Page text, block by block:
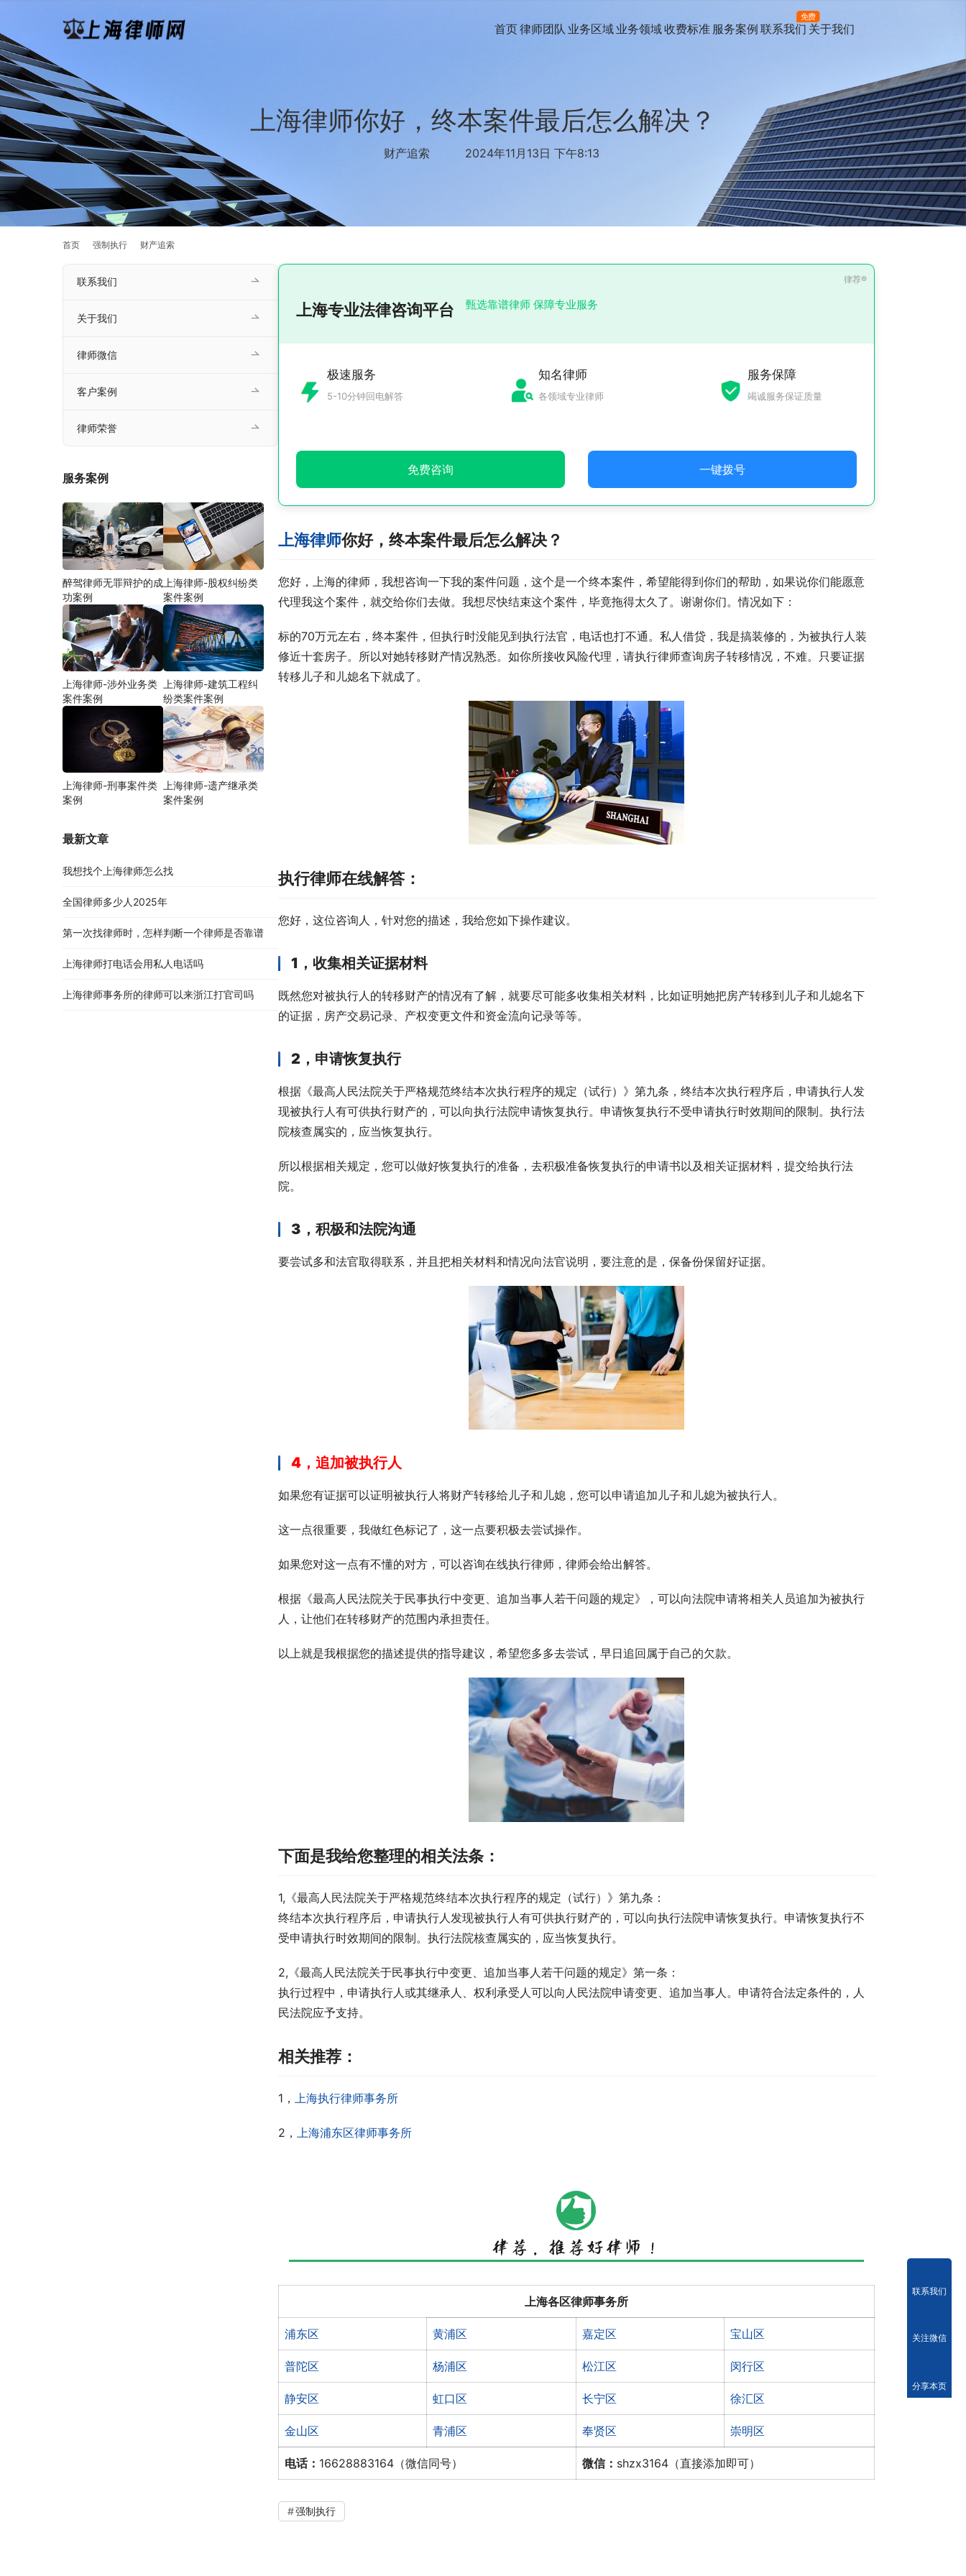
首页律师团队 业务区域 业务领域收费标准 服务案例 联系我们
免费
关于我们
上海律师你好，终本案件最后怎么解决？
财产追索 2024年11月13日 下午8:13
首页 强制执行 财产追索
上海专业法律咨询平台 甄选靠谱律师 保障专业服务
极速服务
5-10分钟回电解答
知名律师
各领域专业律师
服务保障
竭诚服务保证质量
免费咨询 一键拨号
上海律师你好，终本案件最后怎么解决？
您好，上海的律师，我想咨询一下我的案件问题，这个是一个终本案件，希望能得到你们的帮助，如果说你们能愿意
代理我这个案件，就交给你们去做。我想尽快结束这个案件，毕竟拖得太久了。谢谢你们。情况如下：
标的70万元左右，终本案件，但执行时没能见到执行法官，电话也打不通。私人借贷，我是搞装修的，为被执行人装
修近十套房子。所以对她转移财产情况熟悉。如你所接收风险代理，请执行律师查询房子转移情况，不难。只要证据
转移儿子和儿媳名下就成了。
执行律师在线解答：
您好，这位咨询人，针对您的描述，我给您如下操作建议。
1，收集相关证据材料
既然您对被执行人的转移财产的情况有了解，就要尽可能多收集相关材料，比如证明她把房产转移到儿子和儿媳名下
的证据，房产交易记录、产权变更文件和资金流向记录等等。
2，申请恢复执行
根据《最高人民法院关于严格规范终结本次执行程序的规定（试行）》第九条，终结本次执行程序后，申请执行人发
现被执行人有可供执行财产的，可以向执行法院申请恢复执行。申请恢复执行不受申请执行时效期间的限制。执行法
院核查属实的，应当恢复执行。
所以根据相关规定，您可以做好恢复执行的准备，去积极准备恢复执行的申请书以及相关证据材料，提交给执行法
院。
3，积极和法院沟通
要尝试多和法官取得联系，并且把相关材料和情况向法官说明，要注意的是，保备份保留好证据。
4，追加被执行人
如果您有证据可以证明被执行人将财产转移给儿子和儿媳，您可以申请追加儿子和儿媳为被执行人。
这一点很重要，我做红色标记了，这一点要积极去尝试操作。
如果您对这一点有不懂的对方，可以咨询在线执行律师，律师会给出解答。
根据《最高人民法院关于民事执行中变更、追加当事人若干问题的规定》，可以向法院申请将相关人员追加为被执行
人，让他们在转移财产的范围内承担责任。
以上就是我根据您的描述提供的指导建议，希望您多多去尝试，早日追回属于自己的欠款。
下面是我给您整理的相关法条：
1,《最高人民法院关于严格规范终结本次执行程序的规定（试行）》第九条：
终结本次执行程序后，申请执行人发现被执行人有可供执行财产的，可以向执行法院申请恢复执行。申请恢复执行不
受申请执行时效期间的限制。执行法院核查属实的，应当恢复执行。
2,《最高人民法院关于民事执行中变更、追加当事人若干问题的规定》第一条：
执行过程中，申请执行人或其继承人、权利承受人可以向人民法院申请变更、追加当事人。申请符合法定条件的，人
民法院应予支持。
相关推荐：
1， 上海执行律师事务所
2， 上海浦东区律师事务所
上海各区律师事务所
浦东区 黄浦区 嘉定区 宝山区
普陀区 杨浦区 松江区 闵行区
静安区 虹口区 长宁区 徐汇区
金山区 青浦区 奉贤区 崇明区
电话： 16628883164（微信同号） 微信： shzx3164（直接添加即可）
强制执行
联系我们
关于我们
律师微信
客户案例
律师荣誉
服务案例
醉驾律师无罪辩护的成
功案例
上海律师-股权纠纷类
案件案例
上海律师-涉外业务类
案件案例
上海律师-建筑工程纠
纷类案件案例
上海律师-刑事案件类
案例
上海律师-遗产继承类
案件案例
最新文章
我想找个上海律师怎么找
全国律师多少人2025年
第一次找律师时，怎样判断一个律师是否靠谱
上海律师打电话会用私人电话吗
上海律师事务所的律师可以来浙江打官司吗
联系我们
关注微信
分享本页